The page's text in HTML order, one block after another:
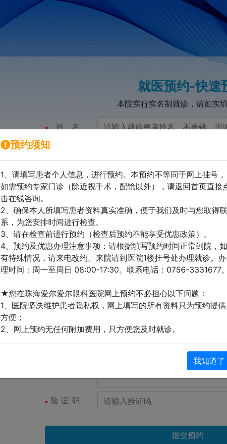
就医预约-快速
本院实行实名制就诊，请如实
姓名
手机号码
性别 男 女
预约医院
预约项目
预约日期
验证码
提交预约
预约须知
1、请填写患者个人信息，进行预约。本预约不等同于网上挂号，
如需预约专家门诊（除近视手术，配镜以外），请返回首页直接
击在线咨询。
2、确保本人所填写患者资料真实准确，便于我们及时与您取得联
系，为您安排时间进行检查。
3、请在检查前进行预约（检查后预约不能享受优惠政策）。
4、预约及优惠办理注意事项：请根据填写预约时间正常到院，如
有特殊情况，请来电改约。来院请到医院1楼挂号处办理就诊。办
理时间：周一至周日 08:00-17:30。联系电话：0756-3331677
★您在珠海爱尔爱尔眼科医院网上预约不必担心以下问题：
1、医院坚决维护患者隐私权，网上填写的所有资料只为预约提供
方便；
2、网上预约无任何附加费用，只方便您及时就诊。
我知道了